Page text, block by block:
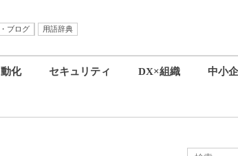
ブログ
用語辞典
化 セキュリティ DX×組織 中小